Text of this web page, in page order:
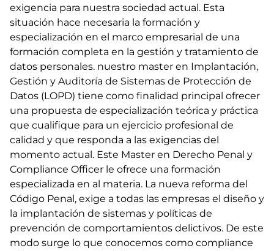
exigencia para nuestra sociedad actual. Esta
situación hace necesaria la formación y
especialización en el marco empresarial de una
formación completa en la gestión y tratamiento de
datos personales. nuestro master en Implantación,
Gestión y Auditoría de Sistemas de Protección de
Datos (LOPD) tiene como finalidad principal ofrecer
una propuesta de especialización teórica y práctica
que cualifique para un ejercicio profesional de
calidad y que responda a las exigencias del
momento actual. Este Master en Derecho Penal y
Compliance Officer le ofrece una formación
especializada en al materia. La nueva reforma del
Código Penal, exige a todas las empresas el diseño y
la implantación de sistemas y políticas de
prevención de comportamientos delictivos. De este
modo surge lo que conocemos como compliance